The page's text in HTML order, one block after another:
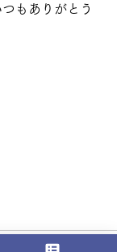
もありがとう